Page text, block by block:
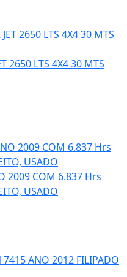
2650 LTS 4X4 30 MTS
2009 COM 6.837 Hrs
USADO